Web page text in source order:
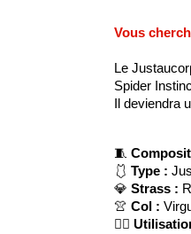
Vous
Le
Spider
Il deviendra
🧵
🩱 Type :
💎 Strass :
👚 Col :
🤸‍♀️